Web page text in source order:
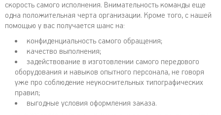
скорость самого исполнения. Внимательность команды еще
одна положительная черта организации. Кроме того, с нашей
помощью у вас получается шанс на:
конфиденциальность самого обращения;
качество выполнения;
задействование в изготовлении самого передового
оборудования и навыков опытного персонала, не говоря
уже про соблюдение неукоснительных типографических
правил;
выгодные условия оформления заказа.